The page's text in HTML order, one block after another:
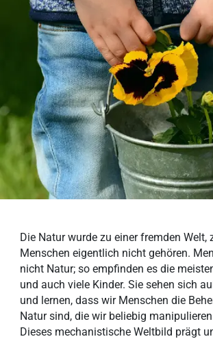
Die Natur wurde zu einer fremden Welt,
Menschen eigentlich nicht gehören.
nicht Natur; so empfinden es die
und auch viele Kinder. Sie sehen sich
und lernen, dass wir Menschen die
Natur sind, die wir beliebig
Dieses mechanistische Weltbild prägt